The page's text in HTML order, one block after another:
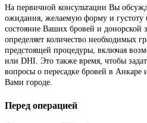
На первичной консультации Вы
ожидания, желаемую форму и густоту
состояние Ваших бровей и донорской
определяет количество необходимых
предстоящей процедуры, включая
или DHI. Это также время, чтобы
вопросы о пересадке бровей в
Вами городе.
Перед операцией